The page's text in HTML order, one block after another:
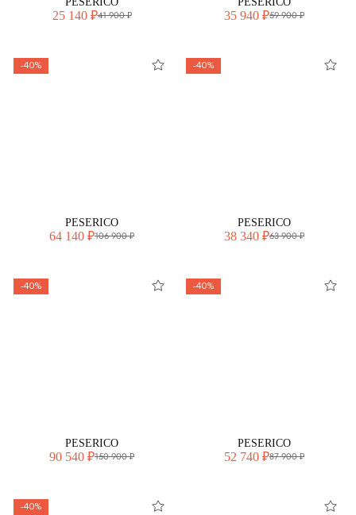
25 140 ₽41 900 ₽ 35 940 ₽59 900 ₽
-40%
PESERICO
64 140 ₽106 900 ₽
-40%
PESERICO
38 340 ₽63 900 ₽
-40%
PESERICO
90 540 ₽150 900 ₽
-40%
PESERICO
52 740 ₽87 900 ₽
-40%